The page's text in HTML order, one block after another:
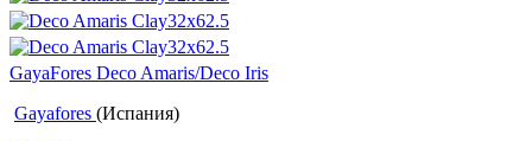
GayaFores Deco Amaris/Deco Iris
Gayafores (Испания)